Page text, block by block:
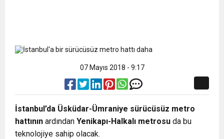
07 Mayıs 2018 - 9:17
İstanbul’da Üsküdar-Ümraniye sürücüsüz metro
hattının ardından Yenikapı-Halkalı metrosu da bu
teknolojiye sahip olacak.